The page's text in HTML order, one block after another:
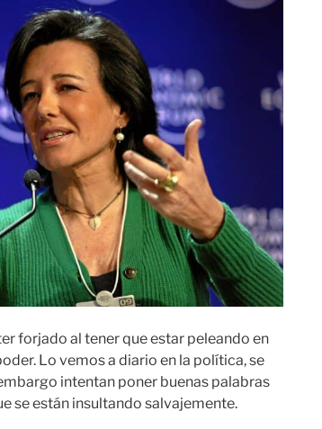
forjado al tener que estar peleando en
Lo vemos a diario en la política, se
intentan poner buenas palabras
se están insultando salvajemente.